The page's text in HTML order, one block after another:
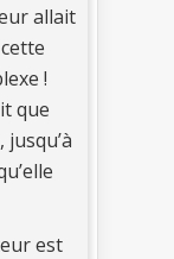
allait
!
que
est